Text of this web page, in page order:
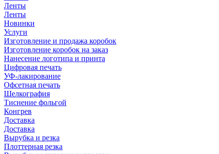
Ленты
Ленты
Новинки
Услуги
Изготовление и продажа коробок
Изготовление коробок на заказ
Нанесение логотипа и принта
Цифровая печать
УФ-лакирование
Офсетная печать
Шелкография
Тиснение фольгой
Конгрев
Доставка
Доставка
Вырубка и резка
Плоттерная резка